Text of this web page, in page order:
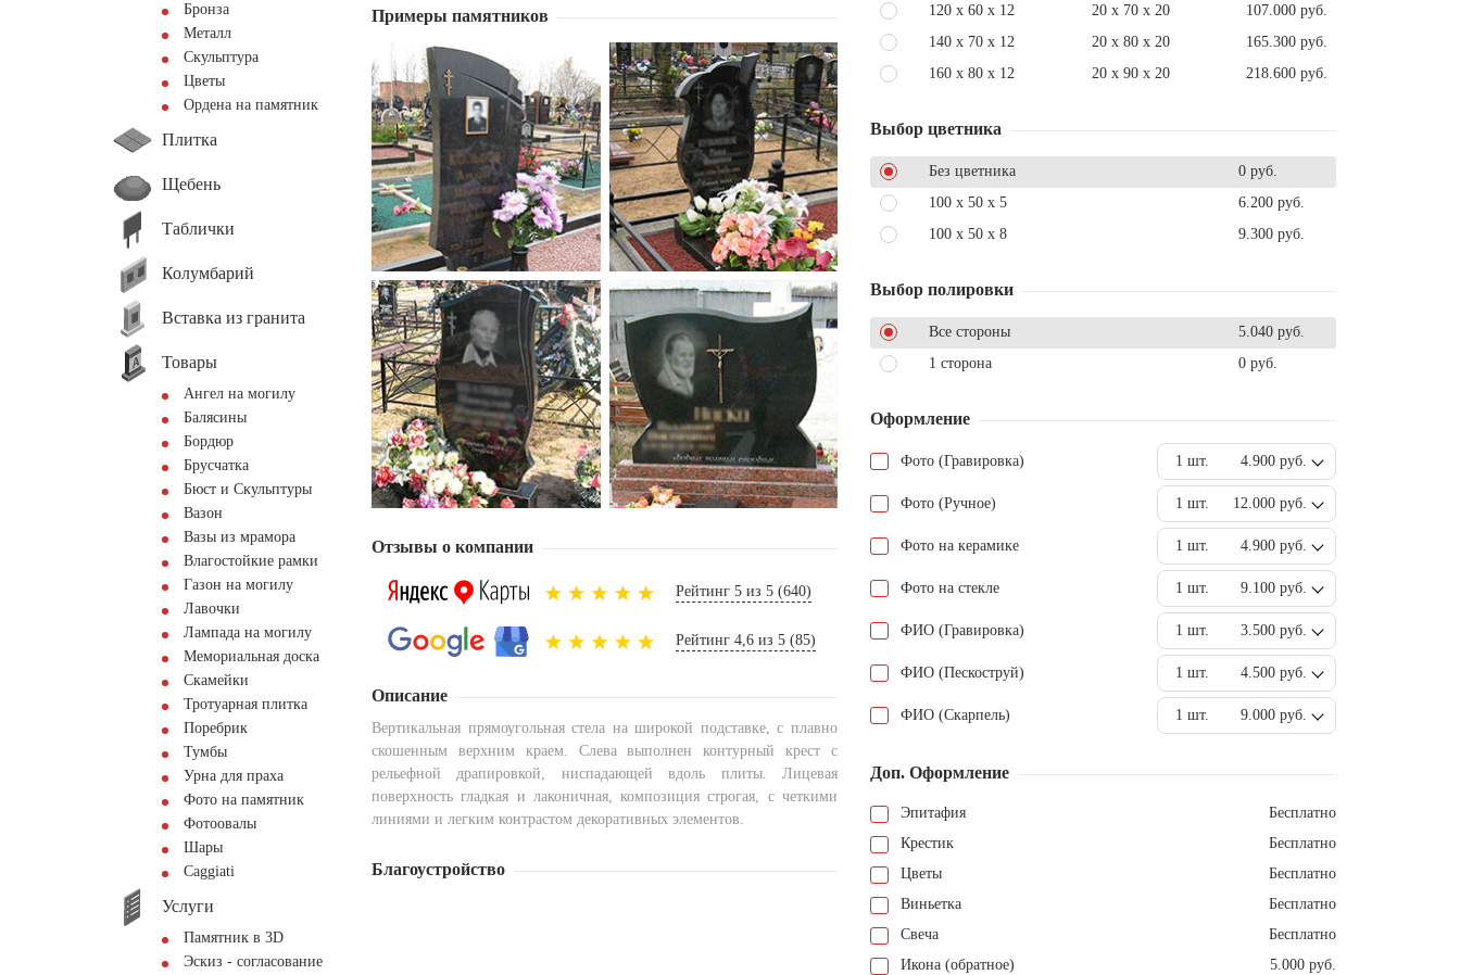
Бронза
Металл
Скульптура
Цветы
Ордена на памятник
Плитка
Щебень
Таблички
Колумбарий
Вставка из гранита
Товары
Ангел на могилу
Балясины
Бордюр
Брусчатка
Бюст и Скульптуры
Вазон
Вазы из мрамора
Влагостойкие рамки
Газон на могилу
Лавочки
Лампада на могилу
Мемориальная доска
Скамейки
Тротуарная плитка
Поребрик
Тумбы
Урна для праха
Фото на памятник
Фотоовалы
Шары
Сaggiati
Услуги
Памятник в 3D
Эскиз - согласование
Примеры памятников
Отзывы о компании
Рейтинг 5 из 5 (640)
Рейтинг 4,6 из 5 (85)
Описание
Вертикальная прямоугольная стела на широкой подставке, с плавно
скошенным верхним краем. Слева выполнен контурный крест с
рельефной драпировкой, ниспадающей вдоль плиты. Лицевая
поверхность гладкая и лаконичная, композиция строгая, с четкими
линиями и легким контрастом декоративных элементов.
Благоустройство
120 x 60 x 12
20 x 70 x 20
107.000 руб.
140 x 70 x 12
20 x 80 x 20
165.300 руб.
160 x 80 x 12
20 x 90 x 20 218.600 руб.
Выбор цветника
Без цветника
0 руб.
100 x 50 x 5
6.200 руб.
100 x 50 x 8
9.300 руб.
Выбор полировки
Все стороны
5.040 руб.
1 сторона
0 руб.
Оформление
Фото (Гравировка) 1 шт. 4.900 руб.
Фото (Ручное) 1 шт. 12.000 руб.
Фото на керамике 1 шт. 4.900 руб.
Фото на стекле 1 шт. 9.100 руб.
ФИО (Гравировка) 1 шт. 3.500 руб.
ФИО (Пескоструй) 1 шт. 4.500 руб.
ФИО (Скарпель) 1 шт. 9.000 руб.
Доп. Оформление
Эпитафия
Бесплатно
Крестик
Бесплатно
Цветы
Бесплатно
Виньетка
Бесплатно
Свеча
Бесплатно
Икона (обратное)
5.000 руб.